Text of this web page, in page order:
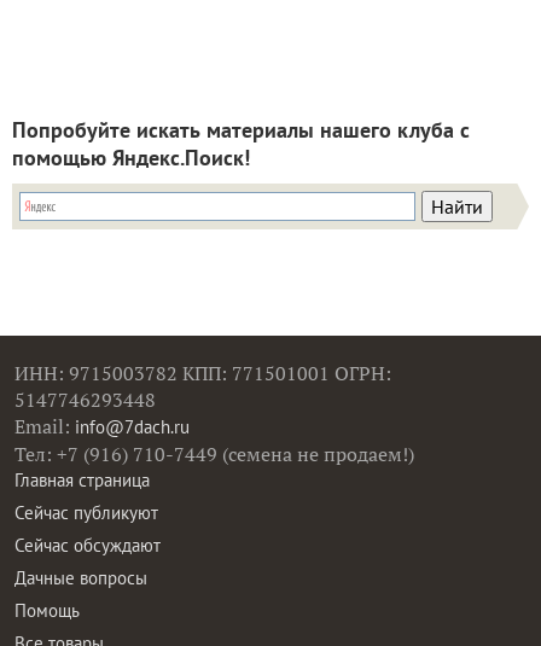
Попробуйте искать материалы нашего клуба с
помощью Яндекс.Поиск!
ИНН: 9715003782 КПП: 771501001 ОГРН:
5147746293448
Email: info@7dach.ru
Тел: +7 (916) 710-7449 (семена не продаем!)
Главная страница
Сейчас публикуют
Сейчас обсуждают
Дачные вопросы
Помощь